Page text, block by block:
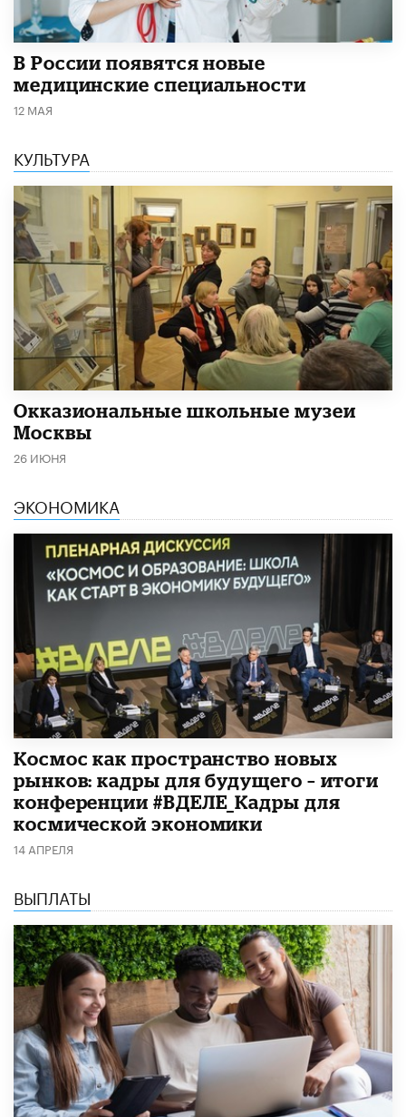
В России появятся новые
медицинские специальности
12 МАЯ
КУЛЬТУРА
​Окказиональные школьные музеи
Москвы
26 ИЮНЯ
ЭКОНОМИКА
Космос как пространство новых
рынков: кадры для будущего – итоги
конференции #ВДЕЛЕ_Кадры для
космической экономики
14 АПРЕЛЯ
ВЫПЛАТЫ